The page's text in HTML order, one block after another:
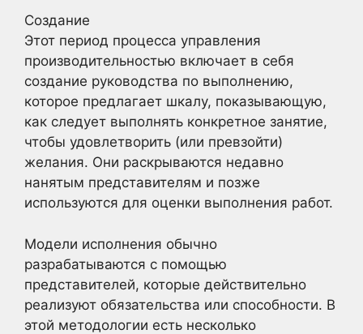
Создание
Этот период процесса управления
производительностью включает в себя
создание руководства по выполнению,
которое предлагает шкалу, показывающую,
как следует выполнять конкретное занятие,
чтобы удовлетворить (или превзойти)
желания. Они раскрываются недавно
нанятым представителям и позже
используются для оценки выполнения работ.
Модели исполнения обычно
разрабатываются с помощью
представителей, которые действительно
реализуют обязательства или способности. В
этой методологии есть несколько